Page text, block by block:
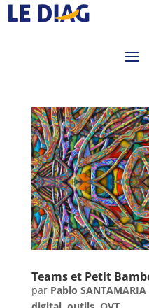
Teams et Petit
par Pablo SANTAMARIA